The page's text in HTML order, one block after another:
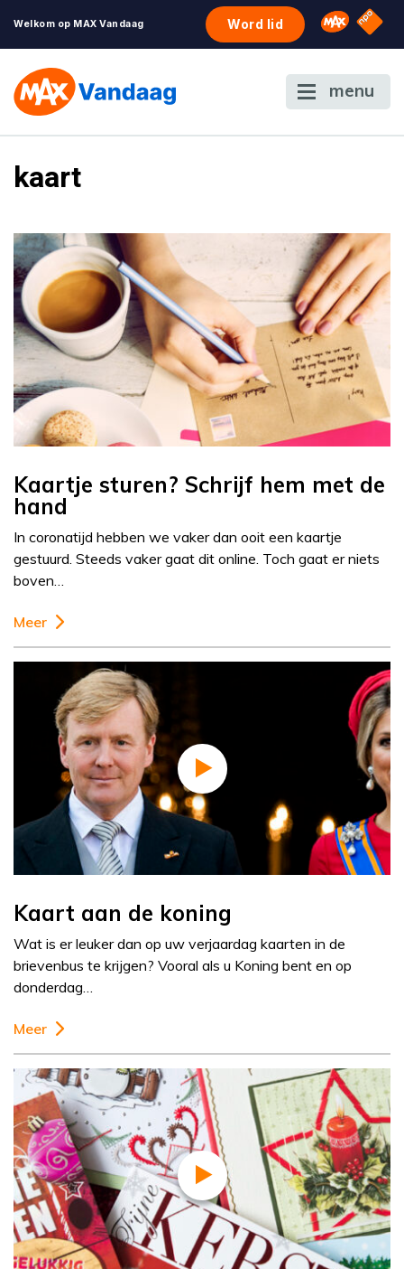
Welkom op MAX Vandaag Word lid Omroep
NPO
menu
kaart
Kaartje sturen? Schrijf hem met de
hand
In coronatijd hebben we vaker dan ooit een kaartje
gestuurd. Steeds vaker gaat dit online. Toch gaat er niets
boven…
Meer
Kaart aan de koning
Wat is er leuker dan op uw verjaardag kaarten in de
brievenbus te krijgen? Vooral als u Koning bent en op
donderdag…
Meer